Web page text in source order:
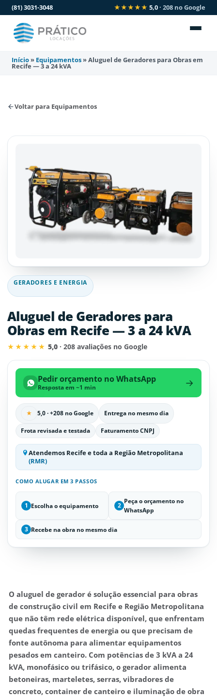
(81) 3031-3048 ★★★★★ 5,0· 208 no Google
Início» Equipamentos»Aluguel de Geradores para Obras em
Recife — 3 a 24 kVA
Voltar para Equipamentos
GERADORES E ENERGIA
Aluguel de Geradores para
Obras em Recife — 3 a 24 kVA
★★★★★ 5,0 · 208 avaliações no Google
Pedir orçamento no WhatsApp
Resposta em ~1 min →
★ 5,0 · +208 no Google Entrega no mesmo dia
Frota revisada e testada Faturamento CNPJ
Atendemos Recife e toda a Região Metropolitana
(RMR)
COMO ALUGAR EM 3 PASSOS
1 Escolha o equipamento 2
Peça o orçamento no
WhatsApp
3 Recebe na obra no mesmo dia
O aluguel de gerador é solução essencial para obras
de construção civil em Recife e Região Metropolitana
que não têm rede elétrica disponível, que enfrentam
quedas frequentes de energia ou que precisam de
fonte autônoma para alimentar equipamentos
pesados em canteiro. Com potências de 3 kVA a 24
kVA, monofásico ou trifásico, o gerador alimenta
betoneiras, marteletes, serras, vibradores de
concreto, container de canteiro e iluminação de obra